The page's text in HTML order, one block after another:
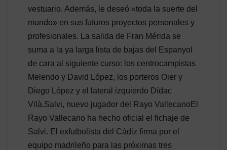
vestuario. Además, le deseó «toda la suerte del
mundo» en sus futuros proyectos personales y
profesionales. La salida de Fran Mérida se
suma a la ya larga lista de bajas del Espanyol
de cara al siguiente curso: los centrocampistas
Melendo y David López, los porteros Oier y
Diego López y el lateral izquierdo Dídac
Vilà.Salvi, nuevo jugador del Rayo VallecanoEl
Rayo Vallecano ha hecho oficial el fichaje de
Salvi. El exfutbolista del Cádiz firma por el
equipo madrileño para las próximas tres